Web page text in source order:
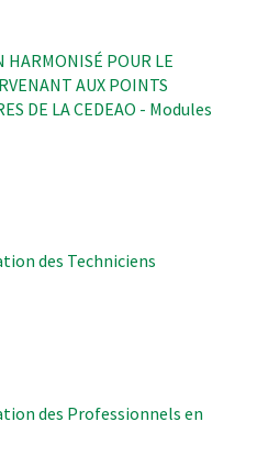
HARMONISÉ POUR LE
AUX POINTS
DE LA CEDEAO - Modules
des Techniciens
des Professionnels en